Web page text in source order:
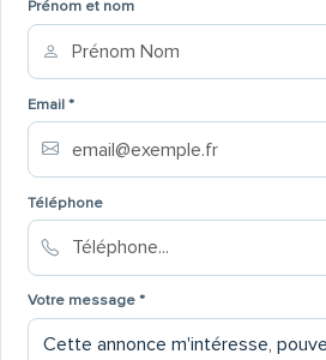
Prénom et nom
Email *
Téléphone
Votre message *